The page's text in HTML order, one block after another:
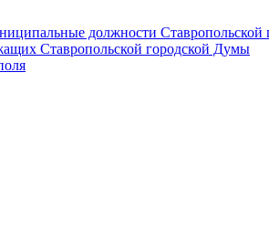
должности
Ставропольской городской Думы